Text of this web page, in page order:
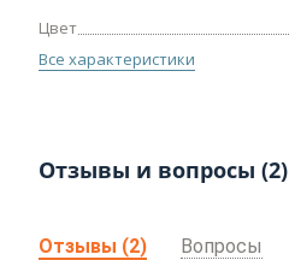
Цвет
Все характеристики
Отзывы и вопросы (2)
Отзывы (2) Вопросы